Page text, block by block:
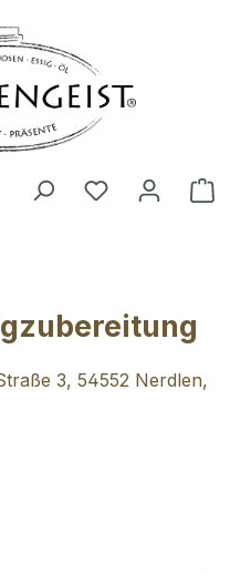
Du hast 0
3, 54552 Nerdlen,